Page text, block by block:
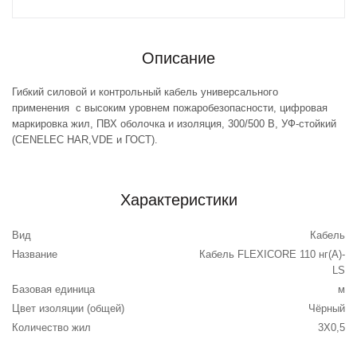
Описание
Гибкий силовой и контрольный кабель универсального
применения с высоким уровнем пожаробезопасности, цифровая
маркировка жил, ПВХ оболочка и изоляция, 300/500 В, УФ-стойкий
(CENELEC HAR,VDE и ГОСТ).
Характеристики
Вид
Кабель
Название
Кабель FLEXICORE 110 нг(А)-
LS
Базовая единица
м
Цвет изоляции (общей)
Чёрный
Количество жил
3X0,5